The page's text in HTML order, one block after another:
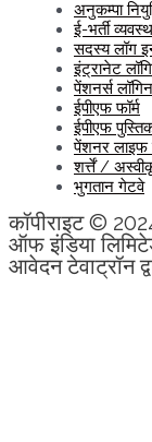
अनुकम्पा
ई-भर्ती
सदस्य लॉग
इंट्रानेट
पेंशनर्स लॉगिन
ईपीएफ फॉर्म
ईपीएफ
पेंशनर लाइफ
शर्त्तें /
भुगतान गेटवे
कॉपीराइट ©
ऑफ इंडिया
आवेदन टेवाट्रॉन